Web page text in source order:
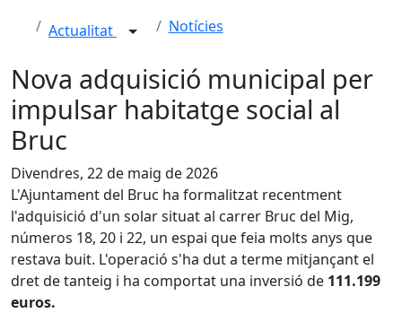
Actualitat Notícies
Nova adquisició municipal per
impulsar habitatge social al
Bruc
Divendres, 22 de maig de 2026
L'Ajuntament del Bruc ha formalitzat recentment
l'adquisició d'un solar situat al carrer Bruc del Mig,
números 18, 20 i 22, un espai que feia molts anys que
restava buit. L'operació s'ha dut a terme mitjançant el
dret de tanteig i ha comportat una inversió de 111.199
euros.